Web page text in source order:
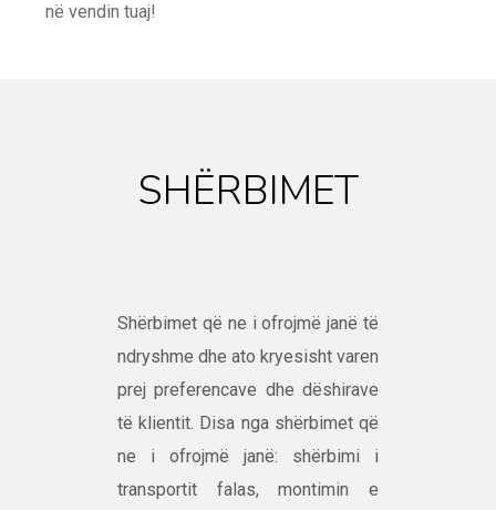
në vendin tuaj!
SHËRBIMET
Shërbimet që ne i ofrojmë janë të
ndryshme dhe ato kryesisht varen
prej preferencave dhe dëshirave
të klientit. Disa nga shërbimet që
ne i ofrojmë janë: shërbimi i
transportit falas, montimin e